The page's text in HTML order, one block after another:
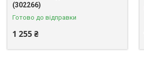
(302266)
Готово до відправки
1 255 ₴